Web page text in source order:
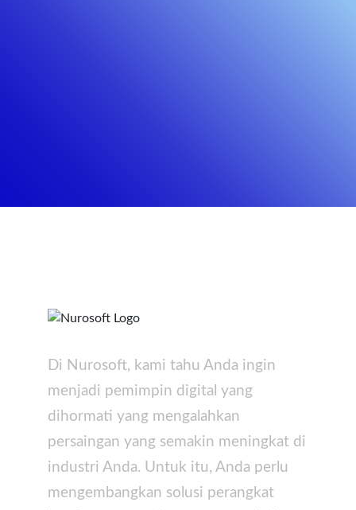
Di Nurosoft, kami tahu Anda ingin
menjadi pemimpin digital yang
dihormati yang mengalahkan
persaingan yang semakin meningkat di
industri Anda. Untuk itu, Anda perlu
mengembangkan solusi perangkat